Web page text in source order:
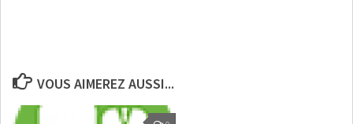
VOUS AIMEREZ AUSSI...